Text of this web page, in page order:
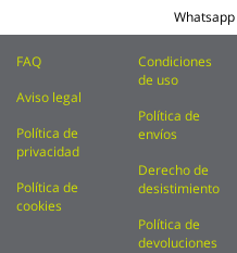
Whatsapp
FAQ
Aviso legal
Política de
privacidad
Política de
cookies
Condiciones
de uso
Política de
envíos
Derecho de
desistimiento
Política de
devoluciones